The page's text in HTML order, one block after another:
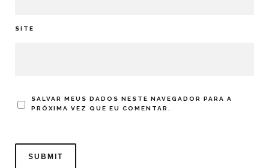
SITE
SALVAR MEUS DADOS NESTE NAVEGADOR PARA A
PRÓXIMA VEZ QUE EU COMENTAR.